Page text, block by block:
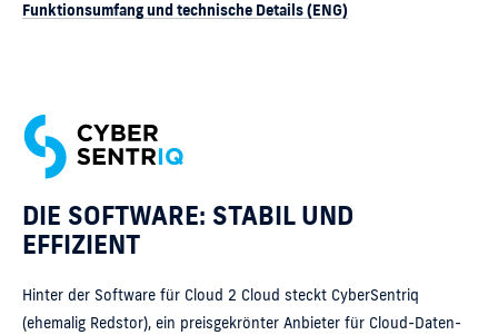
Funktionsumfang und technische Details (ENG)
DIE SOFTWARE: STABIL UND
EFFIZIENT
Hinter der Software für Cloud 2 Cloud steckt CyberSentriq
(ehemalig Redstor), ein preisgekrönter Anbieter für Cloud-Daten-